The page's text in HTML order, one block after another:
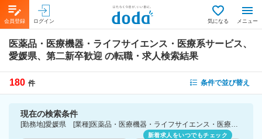
会員登録 ログイン 気になる メニュー
医薬品・医療機器・ライフサイエンス・医療系サービス、
愛媛県、第二新卒歓迎 の転職・求人検索結果
180 件 条件で並び替え
現在の検索条件
[勤務地]愛媛県 [業種]医薬品・医療機器・ライフサイエンス・医療系サービス [詳細条件](募集・採用情報)第二新卒歓迎
新着求人をいつでもチェック